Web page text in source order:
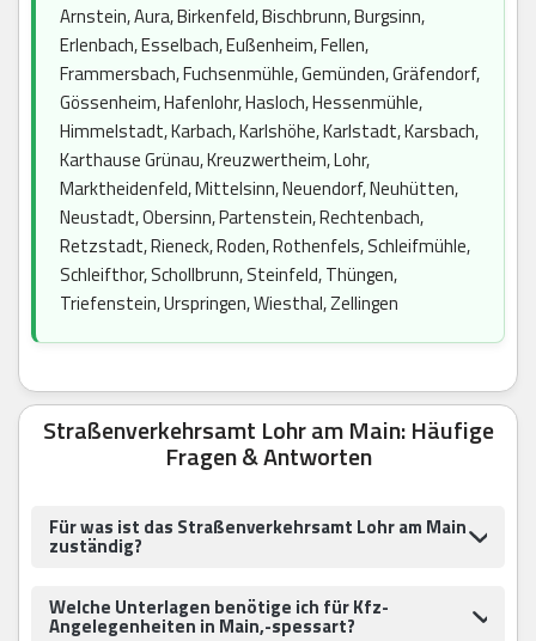
Arnstein, Aura, Birkenfeld, Bischbrunn, Burgsinn,
Erlenbach, Esselbach, Eußenheim, Fellen,
Frammersbach, Fuchsenmühle, Gemünden, Gräfendorf,
Gössenheim, Hafenlohr, Hasloch, Hessenmühle,
Himmelstadt, Karbach, Karlshöhe, Karlstadt, Karsbach,
Karthause Grünau, Kreuzwertheim, Lohr,
Marktheidenfeld, Mittelsinn, Neuendorf, Neuhütten,
Neustadt, Obersinn, Partenstein, Rechtenbach,
Retzstadt, Rieneck, Roden, Rothenfels, Schleifmühle,
Schleifthor, Schollbrunn, Steinfeld, Thüngen,
Triefenstein, Urspringen, Wiesthal, Zellingen
Straßenverkehrsamt Lohr am Main: Häufige
Fragen & Antworten
Für was ist das Straßenverkehrsamt Lohr am Main
zuständig?
Welche Unterlagen benötige ich für Kfz-
Angelegenheiten in Main,-spessart?